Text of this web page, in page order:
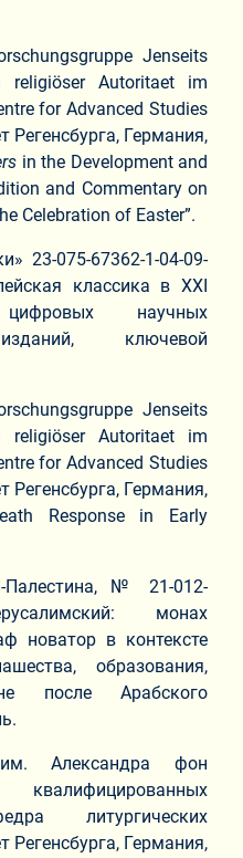
Jenseits
religiöser Autoritaet im
for Advanced Studies
Регенсбурга, Германия,
in the Development and
and Commentary on
Celebration of Easter”.
23-075-67362-1-04-09-
классика в XXI
научных
ключевой
Jenseits
religiöser Autoritaet im
for Advanced Studies
Регенсбурга, Германия,
Response in Early
Палестина, № 21-012-
монах
новатор в контексте
образования,
после Арабского
Александра фон
литургических
Регенсбурга, Германия,